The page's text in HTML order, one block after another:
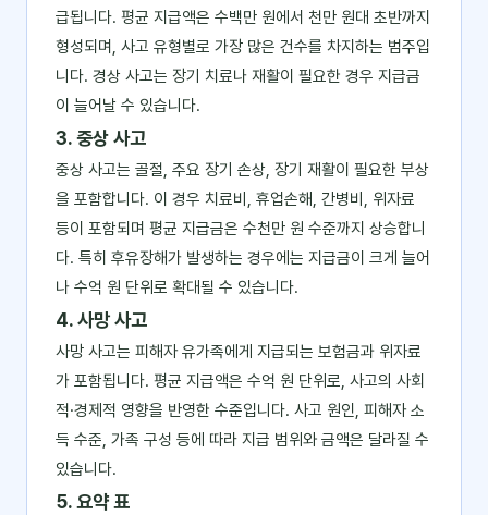
급됩니다. 평균 지급액은 수백만 원에서 천만 원대 초반까지
형성되며, 사고 유형별로 가장 많은 건수를 차지하는 범주입
니다. 경상 사고는 장기 치료나 재활이 필요한 경우 지급금
이 늘어날 수 있습니다.
3. 중상 사고
중상 사고는 골절, 주요 장기 손상, 장기 재활이 필요한 부상
을 포함합니다. 이 경우 치료비, 휴업손해, 간병비, 위자료
등이 포함되며 평균 지급금은 수천만 원 수준까지 상승합니
다. 특히 후유장해가 발생하는 경우에는 지급금이 크게 늘어
나 수억 원 단위로 확대될 수 있습니다.
4. 사망 사고
사망 사고는 피해자 유가족에게 지급되는 보험금과 위자료
가 포함됩니다. 평균 지급액은 수억 원 단위로, 사고의 사회
적·경제적 영향을 반영한 수준입니다. 사고 원인, 피해자 소
득 수준, 가족 구성 등에 따라 지급 범위와 금액은 달라질 수
있습니다.
5. 요약 표